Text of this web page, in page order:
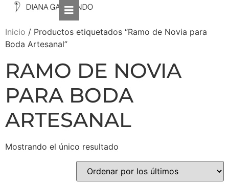
Inicio / Productos etiquetados “Ramo de Novia para
Boda Artesanal”
RAMO DE NOVIA
PARA BODA
ARTESANAL
Mostrando el único resultado